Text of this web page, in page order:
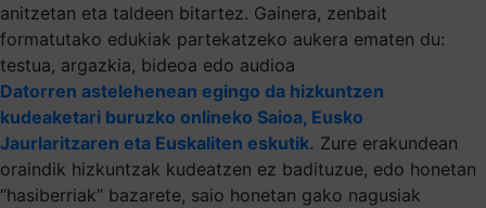
anitzetan eta taldeen bitartez. Gainera, zenbait
formatutako edukiak partekatzeko aukera ematen du:
testua, argazkia, bideoa edo audioa
Datorren astelehenean egingo da hizkuntzen
kudeaketari buruzko onlineko Saioa, Eusko
Jaurlaritzaren eta Euskaliten eskutik. Zure erakundean
oraindik hizkuntzak kudeatzen ez badituzue, edo honetan
“hasiberriak” bazarete, saio honetan gako nagusiak